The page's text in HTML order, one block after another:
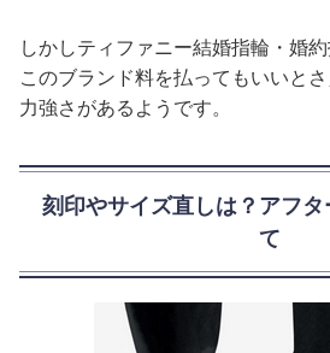
しかしティファニー結婚指輪・婚約
このブランド料を払ってもいいと
力強さがあるようです。
刻印やサイズ直しは？アフ
て